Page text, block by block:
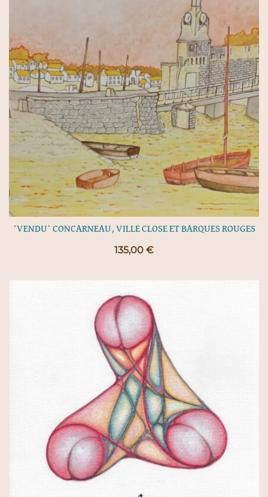
*VENDU* CONCARNEAU, VILLE CLOSE ET BARQUES ROUGES
135,00 €